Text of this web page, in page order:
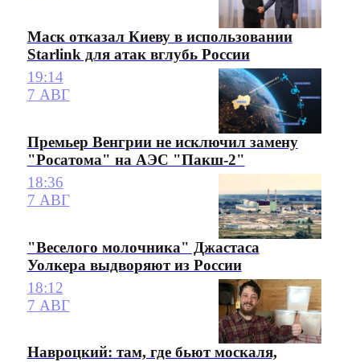
Маск отказал Киеву в использовании
Starlink для атак вглубь России
19:14
7 АВГ
Премьер Венгрии не исключил замену
"Росатома" на АЭС "Пакш-2"
18:36
7 АВГ
"Веселого молочника" Джастаса
Уолкера выдворяют из России
18:12
7 АВГ
Навроцкий: там, где бьют москаля,